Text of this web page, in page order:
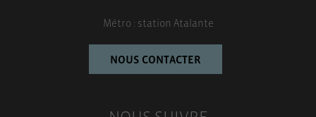
Métro : station Atalante
NOUS CONTACTER